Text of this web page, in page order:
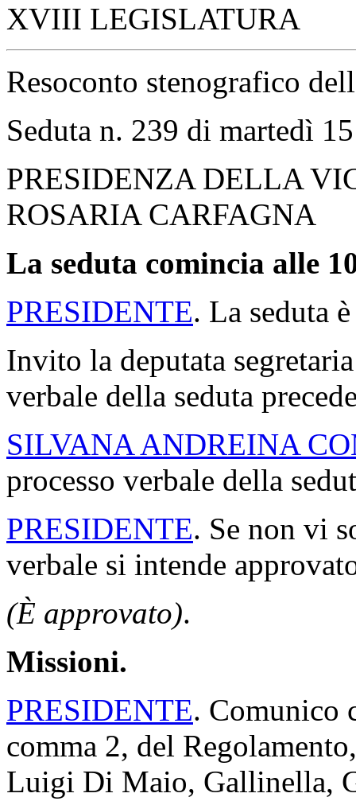
XVIII LEGISLATURA
Resoconto stenografico
Seduta n. 239 di martedì
PRESIDENZA DELLA
ROSARIA CARFAGNA
La seduta comincia alle
PRESIDENTE. La seduta
Invito la deputata
verbale della seduta
SILVANA ANDREINA
processo verbale della
PRESIDENTE. Se non vi
verbale si intende
(È approvato).
Missioni.
PRESIDENTE. Comunico
comma 2, del
Luigi Di Maio, Gallinella,